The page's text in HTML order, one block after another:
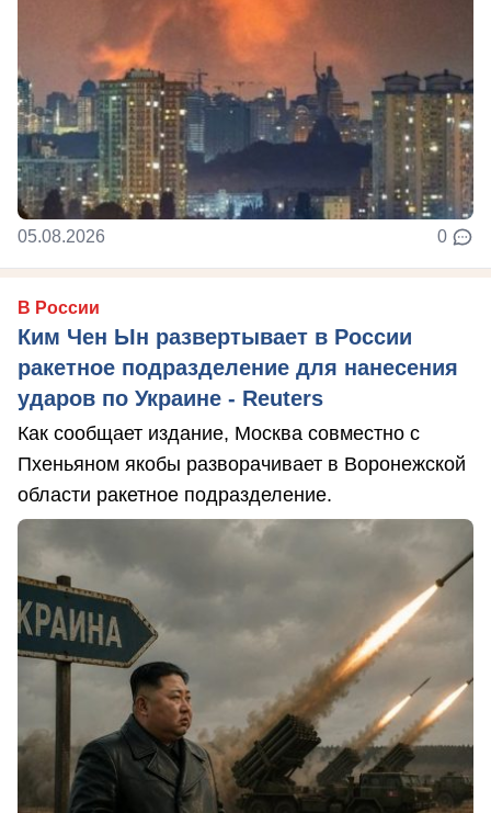
05.08.2026 0
В России
Ким Чен Ын развертывает в России
ракетное подразделение для нанесения
ударов по Украине - Reuters
Как сообщает издание, Москва совместно с
Пхеньяном якобы разворачивает в Воронежской
области ракетное подразделение.